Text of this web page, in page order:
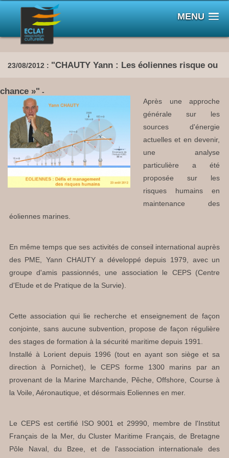
MENU
23/08/2012 : "CHAUTY Yann : Les éoliennes risque ou
chance »" -
Après une approche
générale sur les
sources d'énergie
actuelles et en devenir,
une analyse
particulière a été
proposée sur les
risques humains en
maintenance des
éoliennes marines.
En même temps que ses activités de conseil international auprès
des PME, Yann CHAUTY a développé depuis 1979, avec un
groupe d'amis passionnés, une association le CEPS (Centre
d'Etude et de Pratique de la Survie).
Cette association qui lie recherche et enseignement de façon
conjointe, sans aucune subvention, propose de façon régulière
des stages de formation à la sécurité maritime depuis 1991.
Installé à Lorient depuis 1996 (tout en ayant son siège et sa
direction à Pornichet), le CEPS forme 1300 marins par an
provenant de la Marine Marchande, Pêche, Offshore, Course à
la Voile, Aéronautique, et désormais Eoliennes en mer.
Le CEPS est certifié ISO 9001 et 29990, membre de l'Institut
Français de la Mer, du Cluster Maritime Français, de Bretagne
Pôle Naval, du Bzee, et de l'association internationale des